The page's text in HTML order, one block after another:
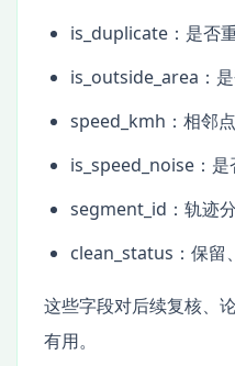
is_duplicate：是否重
is_outside_area：是
speed_kmh：相邻点
is_speed_noise：是
segment_id：轨迹分
clean_status：保留
这些字段对后续复核、
有用。